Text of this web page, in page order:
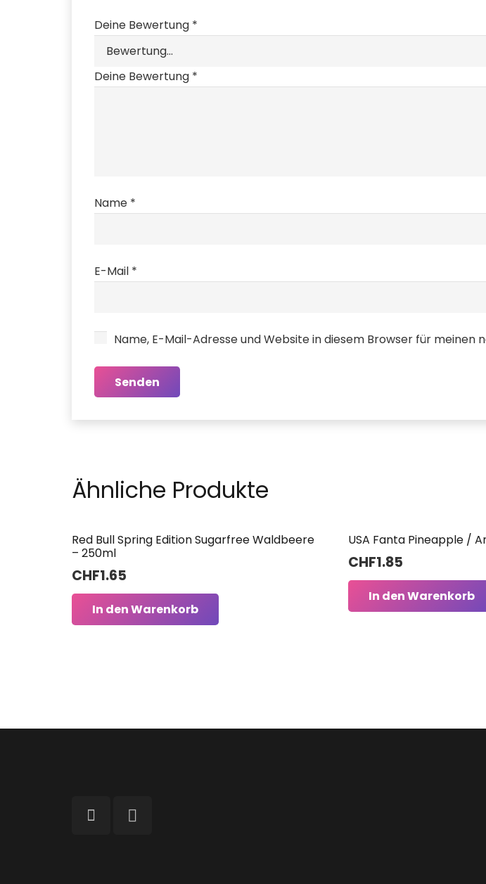
Deine Bewertung *
Deine Bewertung *
Name *
E-Mail *
Name, E-Mail-Adresse und Website in diesem Browser für
Ähnliche Produkte
Red Bull Spring Edition Sugarfree Waldbeere
– 250ml
CHF1.65
In den Warenkorb
USA Fanta Pineapple /
CHF1.85
In den Warenkorb